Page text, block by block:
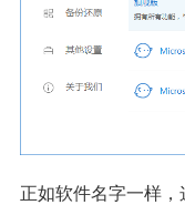
正如软件名字一样